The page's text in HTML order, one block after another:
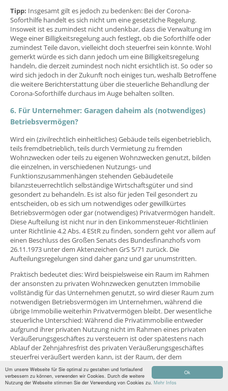
Ok
Um unsere Webseite für Sie optimal zu gestalten und fortlaufend
verbessern zu können, verwenden wir Cookies. Durch die weitere
Nutzung der Webseite stimmen Sie der Verwendung von Cookies zu. Mehr Infos
Tipp: Insgesamt gilt es jedoch zu bedenken: Bei der Corona-
Soforthilfe handelt es sich nicht um eine gesetzliche Regelung.
Insoweit ist es zumindest nicht undenkbar, dass die Verwaltung im
Wege einer Billigkeitsregelung auch festlegt, ob die Soforthilfe oder
zumindest Teile davon, vielleicht doch steuerfrei sein könnte. Wohl
gemerkt würde es sich dann jedoch um eine Billigkeitsregelung
handeln, die derzeit zumindest noch nicht ersichtlich ist. So oder so
wird sich jedoch in der Zukunft noch einiges tun, weshalb Betroffene
die weitere Berichterstattung über die steuerliche Behandlung der
Corona-Soforthilfe durchaus im Auge behalten sollten.
6. Für Unternehmer: Garagen daheim als (notwendiges)
Betriebsvermögen?
Wird ein (zivilrechtlich einheitliches) Gebäude teils eigenbetrieblich,
teils fremdbetrieblich, teils durch Vermietung zu fremden
Wohnzwecken oder teils zu eigenen Wohnzwecken genutzt, bilden
die einzelnen, in verschiedenen Nutzungs- und
Funktionszusammenhängen stehenden Gebäudeteile
bilanzsteuerrechtlich selbständige Wirtschaftsgüter und sind
gesondert zu behandeln. Es ist also für jeden Teil gesondert zu
entscheiden, ob es sich um notwendiges oder gewillkürtes
Betriebsvermögen oder gar (notwendiges) Privatvermögen handelt.
Diese Aufteilung ist nicht nur in den Einkommensteuer-Richtlinien
unter Richtlinie 4.2 Abs. 4 EStR zu finden, sondern geht vor allem auf
einen Beschluss des Großen Senats des Bundesfinanzhofs vom
26.11.1973 unter dem Aktenzeichen GrS 5/71 zurück. Die
Aufteilungsregelungen sind daher ganz und gar unumstritten.
Praktisch bedeutet dies: Wird beispielsweise ein Raum im Rahmen
der ansonsten zu privaten Wohnzwecken genutzten Immobilie
vollständig für das Unternehmen genutzt, so wird dieser Raum zum
notwendigen Betriebsvermögen im Unternehmen, während die
übrige Immobilie weiterhin Privatvermögen bleibt. Der wesentliche
steuerliche Unterschied: Während die Privatimmobilie entweder
aufgrund ihrer privaten Nutzung nicht im Rahmen eines privaten
Veräußerungsgeschäftes zu versteuern ist oder spätestens nach
Ablauf der Zehnjahresfrist des privaten Veräußerungsgeschäftes
steuerfrei veräußert werden kann, ist der Raum, der dem
Betriebsvermögen zugeordnet werden muss, auf ewig
steuerverhangen. Die Folge: In der Regel ist der Steuerpflichtige
daher eher an Privatvermögen interessiert, als dass er später einmal